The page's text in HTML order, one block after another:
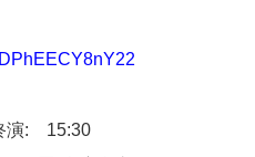
演: 15:30